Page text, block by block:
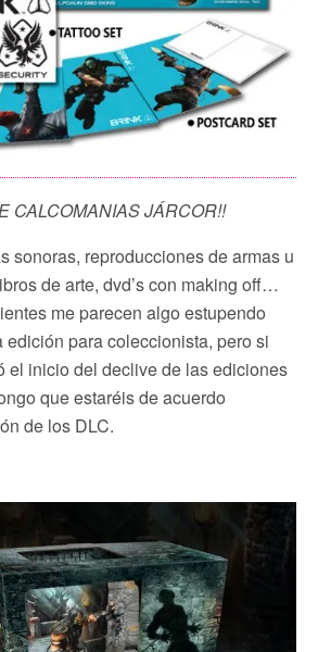
CALCOMANIAS JÁRCOR!!
sonoras, reproducciones de armas u
de arte, dvd’s con making off…
me parecen algo estupendo
edición para coleccionista, pero si
el inicio del declive de las ediciones
que estaréis de acuerdo
de los DLC.